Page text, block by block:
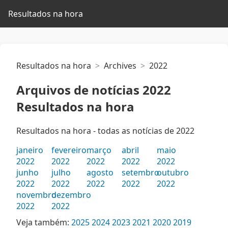
Resultados na hora
Resultados na hora Archives 2022
Arquivos de notícias 2022
Resultados na hora
Resultados na hora - todas as notícias de 2022
janeiro
2022
fevereiro
2022
março
2022
abril
2022
maio
2022
junho
2022
julho
2022
agosto
2022
setembro
2022
outubro
2022
novembro
2022
dezembro
2022
Veja também: 2025202420232021 20202019